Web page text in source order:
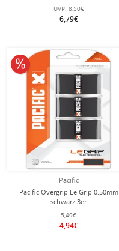
UVP: 8,50€
6,79€
Pacific
Pacific Overgrip Le Grip 0.50mm
schwarz 3er
5,49€
4,94€
10% reduziert